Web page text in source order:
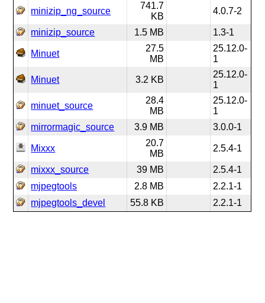
minizip_ng_source
741.7
KB
4.0.7-2
minizip_source 1.5 MB 1.3-1
Minuet
27.5
MB
25.12.0-
1
Minuet 3.2 KB
25.12.0-
1
minuet_source
28.4
MB
25.12.0-
1
mirrormagic_source
3.9 MB 3.0.0-1
Mixxx
20.7
MB
2.5.4-1
mixxx_source 39 MB
2.5.4-1
mjpegtools
2.8 MB
2.2.1-1
mjpegtools_devel
55.8 KB 2.2.1-1